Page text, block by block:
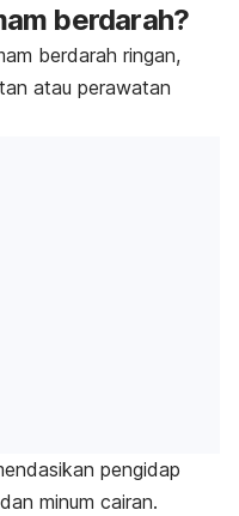
berdarah?
berdarah ringan,
atau perawatan
pengidap
minum cairan.